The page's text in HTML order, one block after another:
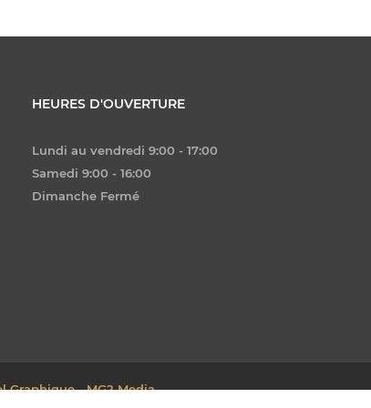
HEURES D'OUVERTURE
Lundi au vendredi 9:00 - 17:00
Samedi 9:00 - 16:00
Dimanche Fermé
Graphique - MG2 Media